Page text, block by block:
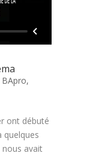
BApro,
ont débuté
quelques
nous avait